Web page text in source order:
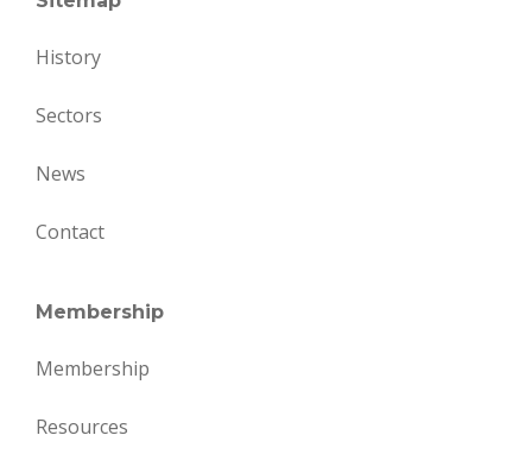
History
Sectors
News
Contact
Membership
Membership
Resources